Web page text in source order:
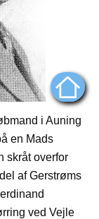
i Auning
en Mads
skråt overfor
af Gerstrøms
ved Vejle